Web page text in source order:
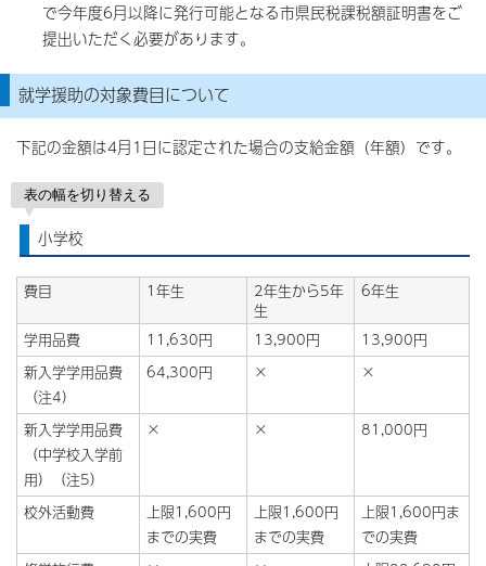
で今年度6月以降に発行可能となる市県民税課税額証明書をご
提出いただく必要があります。
就学援助の対象費目について
下記の金額は4月1日に認定された場合の支給金額（年額）です。
表の幅を切り替える
小学校
費目 1年生
2年生から5年
生
6年生
学用品費 11,630円 13,900円
13,900円
新入学学用品費
（注4）
64,300円 × ×
新入学学用品費
（中学校入学前
用）（注5）
× × 81,000円
校外活動費
上限1,600円
までの実費
上限1,600円
までの実費
上限1,600円ま
での実費